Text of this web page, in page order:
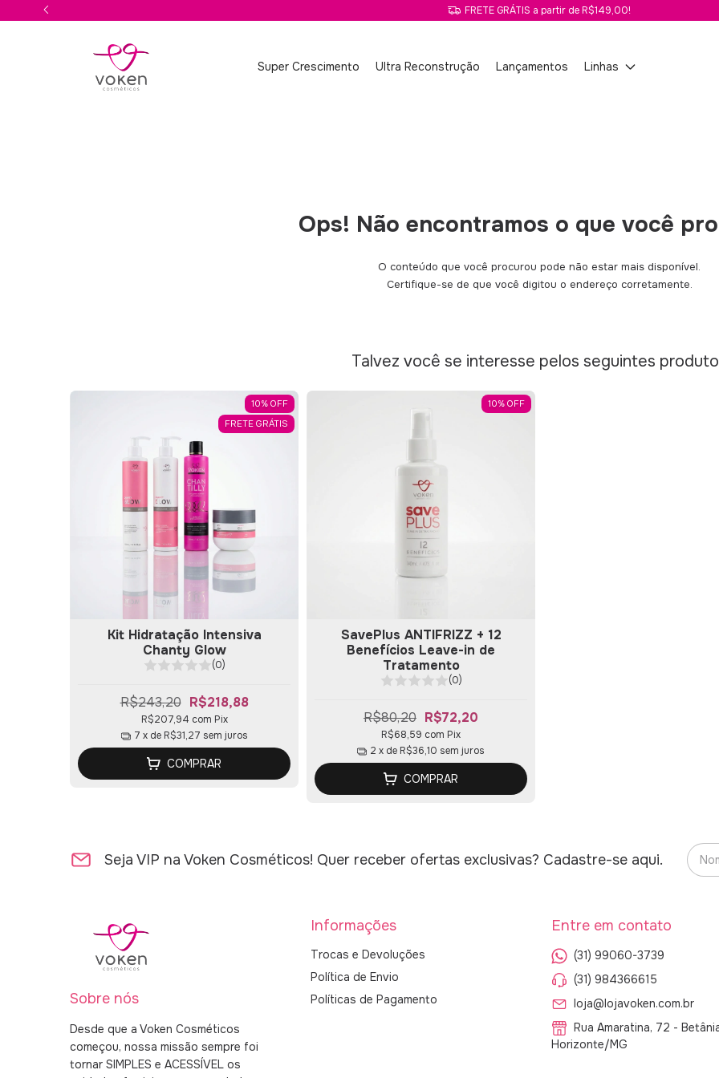
FRETE GRÁTIS a partir de R$149,00!
Super Crescimento Ultra Reconstrução Lançamentos Linhas
Ops! Não encontramos o que você
O conteúdo que você procurou pode não estar mais disponível.
Certifique-se de que você digitou o endereço corretamente.
Talvez você se interesse pelos seguintes
10% OFF
FRETE GRÁTIS
Kit Hidratação Intensiva
Chanty Glow
(0)
R$243,20 R$218,88
R$207,94 com Pix
7 x de R$31,27 sem juros
COMPRAR
10% OFF
SavePlus ANTIFRIZZ + 12
Benefícios Leave-in de
Tratamento
(0)
R$80,20 R$72,20
R$68,59 com Pix
2 x de R$36,10 sem juros
COMPRAR
Seja VIP na Voken Cosméticos! Quer receber ofertas exclusivas? Cadastre-se aqui.
Sobre nós
Desde que a Voken Cosméticos
começou, nossa missão sempre foi
tornar SIMPLES e ACESSÍVEL os
Informações
Trocas e Devoluções
Política de Envio
Políticas de Pagamento
Entre em contato
(31) 99060-3739
(31) 984366615
loja@lojavoken.com.br
Rua Amaratina, 72 -
Horizonte/MG